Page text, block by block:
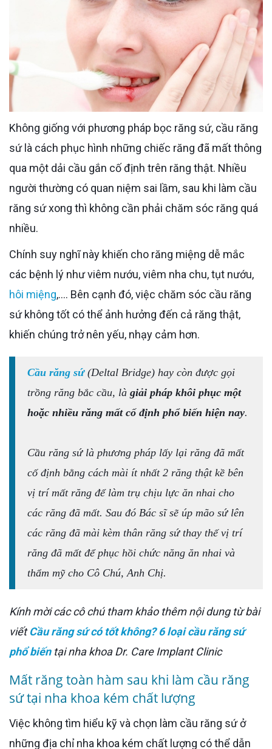
Không giống với phương pháp bọc răng sứ, cầu răng
sứ là cách phục hình những chiếc răng đã mất thông
qua một dải cầu gắn cố định trên răng thật. Nhiều
người thường có quan niệm sai lầm, sau khi làm cầu
răng sứ xong thì không cần phải chăm sóc răng quá
nhiều.
Chính suy nghĩ này khiến cho răng miệng dễ mắc
các bệnh lý như viêm nướu, viêm nha chu, tụt nướu,
hôi miệng,.... Bên cạnh đó, việc chăm sóc cầu răng
sứ không tốt có thể ảnh hưởng đến cả răng thật,
khiến chúng trở nên yếu, nhạy cảm hơn.
Cầu răng sứ(Deltal Bridge) hay còn được gọi
trồng răng bắc cầu, là giải pháp khôi phục một
hoặc nhiều răng mất cố định phổ biến hiện nay.
Cầu răng sứ là phương pháp lấy lại răng đã mất
cố định bằng cách mài ít nhất 2 răng thật kề bên
vị trí mất răng để làm trụ chịu lực ăn nhai cho
các răng đã mất. Sau đó Bác sĩ sẽ úp mão sứ lên
các răng đã mài kèm thân răng sứ thay thế vị trí
răng đã mất để phục hồi chức năng ăn nhai và
thẩm mỹ cho Cô Chú, Anh Chị.
Kính mời các cô chú tham khảo thêm nội dung từ bài
viếtCầu răng sứ có tốt không? 6 loại cầu răng sứ
phổ biếntại nha khoa Dr. Care Implant Clinic
Mất răng toàn hàm sau khi làm cầu răng
sứ tại nha khoa kém chất lượng
Việc không tìm hiểu kỹ và chọn làm cầu răng sứ ở
những địa chỉ nha khoa kém chất lượng có thể dẫn